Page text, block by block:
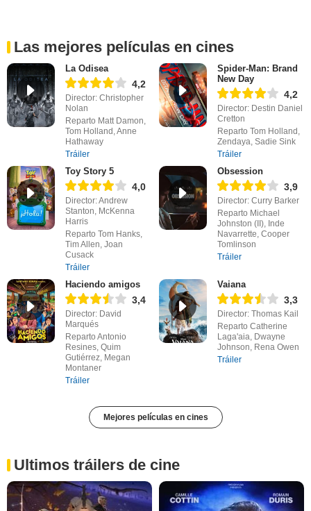
Las mejores películas en cines
La Odisea
4,2
Director: Christopher
Nolan
Reparto Matt Damon,
Tom Holland, Anne
Hathaway
Tráiler
Spider-Man: Brand
New Day
4,2
Director: Destin Daniel
Cretton
Reparto Tom Holland,
Zendaya, Sadie Sink
Tráiler
Toy Story 5
4,0
Director: Andrew
Stanton, McKenna
Harris
Reparto Tom Hanks,
Tim Allen, Joan
Cusack
Tráiler
Obsession
3,9
Director: Curry Barker
Reparto Michael
Johnston (II), Inde
Navarrette, Cooper
Tomlinson
Tráiler
Haciendo amigos
3,4
Director: David
Marqués
Reparto Antonio
Resines, Quim
Gutiérrez, Megan
Montaner
Tráiler
Vaiana
3,3
Director: Thomas Kail
Reparto Catherine
Laga'aia, Dwayne
Johnson, Rena Owen
Tráiler
Mejores películas en cines
Ultimos tráilers de cine